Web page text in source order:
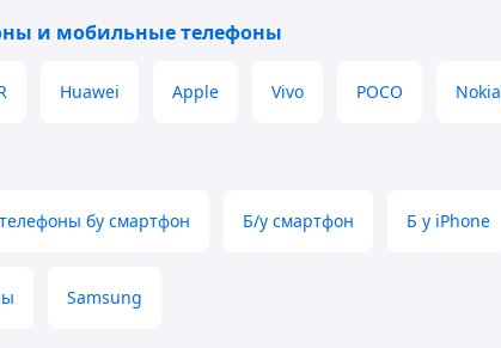
и мобильные телефоны
Huawei Apple Vivo POCO Nokia
бу смартфон Б/у смартфон Б у iPhone
Samsung